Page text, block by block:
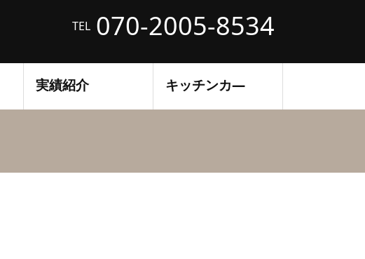
TEL 070-2005-8534
実績紹介 キッチンカ―